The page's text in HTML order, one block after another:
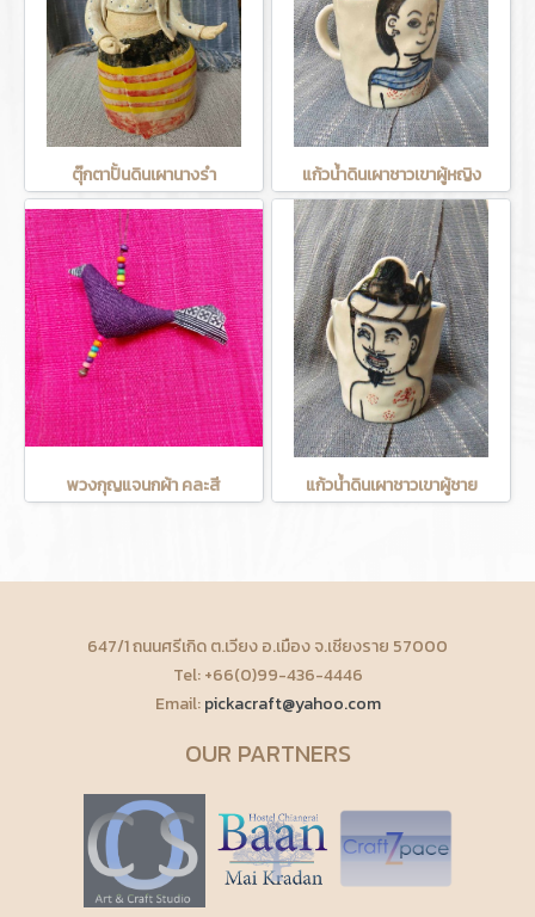
ตุ๊กตาปั้นดินเผานางรำ แก้วน้ำดินเผาชาวเขาผู้หญิง
พวงกุญแจนกผ้า คละสี แก้วน้ำดินเผาชาวเขาผู้ชาย
647/1 ถนนศรีเกิด ต.เวียง อ.เมือง จ.เชียงราย 57000
Tel: +66(0)99-436-4446
Email:pickacraft@yahoo.com
OUR PARTNERS